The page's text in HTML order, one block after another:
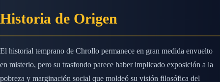
Historia de Origen
El historial temprano de Chrollo permanece en gran medida envuelto
en misterio, pero su trasfondo parece haber implicado exposición a la
pobreza y marginación social que moldeó su visión filosófica del